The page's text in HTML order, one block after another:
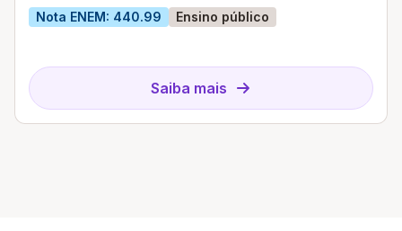
Nota ENEM: 440.99 Ensino público
Saiba mais